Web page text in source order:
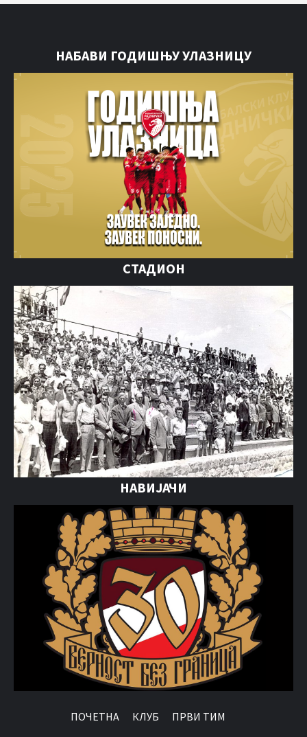
НАБАВИ ГОДИШЊУ УЛАЗНИЦУ
СТАДИОН
НАВИЈАЧИ
ПОЧЕТНА КЛУБ ПРВИ ТИМ